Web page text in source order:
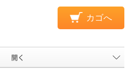
カゴへ
開く